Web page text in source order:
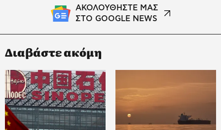
ΑΚΟΛΟΥΘΗΣΤΕ ΜΑΣ
ΣΤΟ GOOGLE NEWS
Διαβάστε ακόμη